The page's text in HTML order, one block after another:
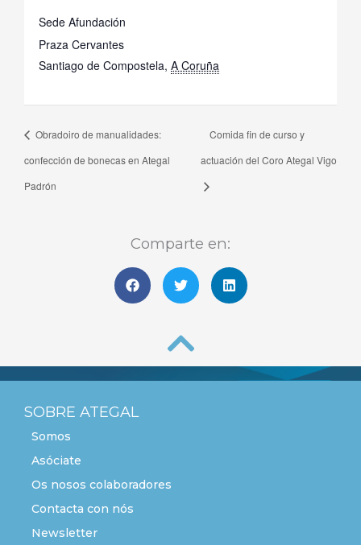
Sede Afundación
Praza Cervantes
Santiago de Compostela, A Coruña
Obradoiro de manualidades:
confección de bonecas en Ategal
Padrón
Comida fin de curso y
actuación del Coro Ategal Vigo
Comparte en:
SOBRE ATEGAL
Somos
Asóciate
Os nosos colaboradores
Contacta con nós
Newsletter